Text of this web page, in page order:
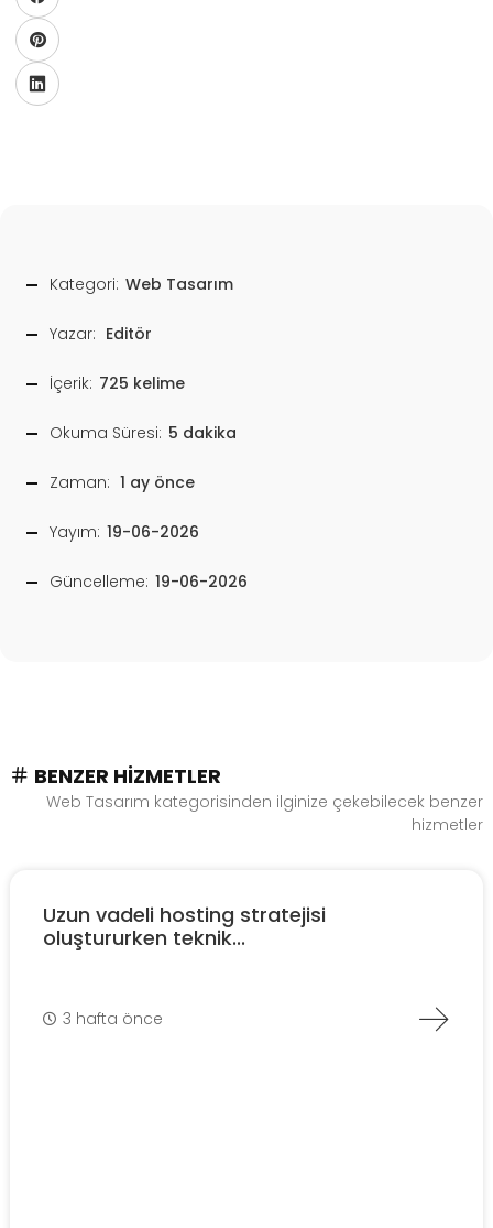
Kategori: Web Tasarım
Yazar: Editör
İçerik: 725 kelime
Okuma Süresi: 5 dakika
Zaman: 1 ay önce
Yayım: 19-06-2026
Güncelleme: 19-06-2026
BENZER HIZMETLER
Web Tasarım kategorisinden ilginize çekebilecek benzer
hizmetler
Uzun vadeli hosting stratejisi
oluştururken teknik...
3 hafta önce